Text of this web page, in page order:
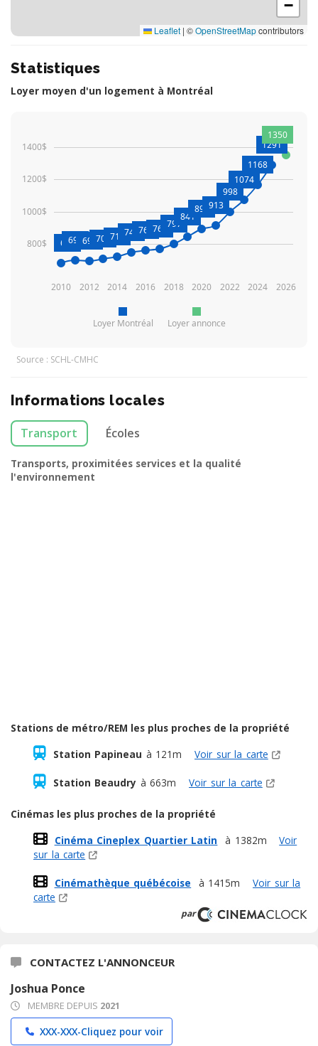
−
Leaflet | ©OpenStreetMapcontributors
Statistiques
Loyer moyen d'un logement à Montréal
Loyer Montréal Loyer annonce
2010 2012 2014 2016 2018 2020 2022 2024 2026
800$
1000$
1200$
1400$
680699692708 719 744 761766 797
841
892913
998
1074
1168
1291
1350
Source : SCHL-CMHC
Informations locales
Transport Écoles
Transports, proximitées services et la qualité
l'environnement
Stations de métro/REM les plus proches de la propriété
Station Papineau à 121m Voir sur la carte
Station Beaudry à 663m Voir sur la carte
Cinémas les plus proches de la propriété
Cinéma Cineplex Quartier Latin
à 1382m
Voir
sur la carte
Cinémathèque québécoise à 1415m
Voir sur la
carte
par
CONTACTEZ L'ANNONCEUR
Joshua Ponce
MEMBRE DEPUIS 2021
XXX-XXX-Cliquez pour voir